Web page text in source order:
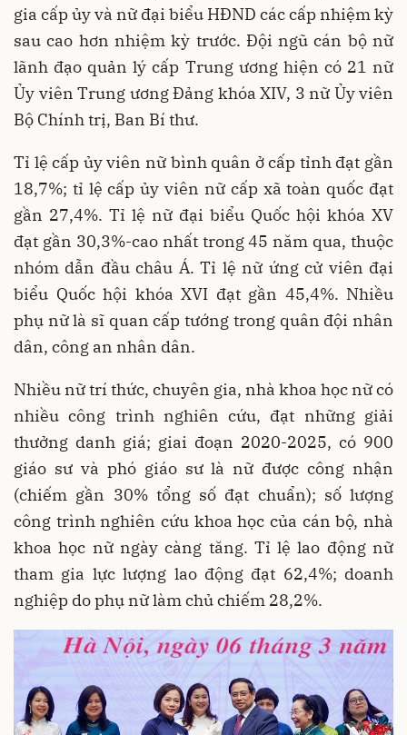
gia cấp ủy và nữ đại biểu HĐND các cấp nhiệm kỳ
sau cao hơn nhiệm kỳ trước. Đội ngũ cán bộ nữ
lãnh đạo quản lý cấp Trung ương hiện có 21 nữ
Ủy viên Trung ương Đảng khóa XIV, 3 nữ Ủy viên
Bộ Chính trị, Ban Bí thư.
Tỉ lệ cấp ủy viên nữ bình quân ở cấp tỉnh đạt gần
18,7%; tỉ lệ cấp ủy viên nữ cấp xã toàn quốc đạt
gần 27,4%. Tỉ lệ nữ đại biểu Quốc hội khóa XV
đạt gần 30,3%-cao nhất trong 45 năm qua, thuộc
nhóm dẫn đầu châu Á. Tỉ lệ nữ ứng cử viên đại
biểu Quốc hội khóa XVI đạt gần 45,4%. Nhiều
phụ nữ là sĩ quan cấp tướng trong quân đội nhân
dân, công an nhân dân.
Nhiều nữ trí thức, chuyên gia, nhà khoa học nữ có
nhiều công trình nghiên cứu, đạt những giải
thưởng danh giá; giai đoạn 2020-2025, có 900
giáo sư và phó giáo sư là nữ được công nhận
(chiếm gần 30% tổng số đạt chuẩn); số lượng
công trình nghiên cứu khoa học của cán bộ, nhà
khoa học nữ ngày càng tăng. Tỉ lệ lao động nữ
tham gia lực lượng lao động đạt 62,4%; doanh
nghiệp do phụ nữ làm chủ chiếm 28,2%.